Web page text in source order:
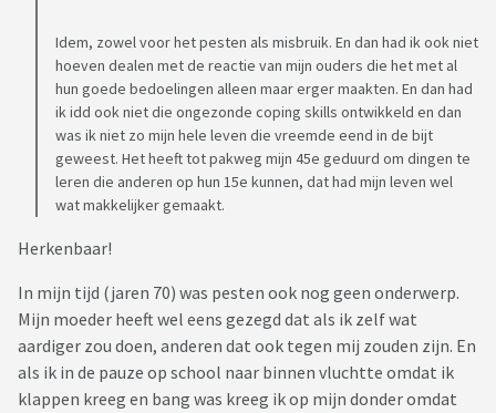
Idem, zowel voor het pesten als misbruik. En dan had ik ook niet
hoeven dealen met de reactie van mijn ouders die het met al
hun goede bedoelingen alleen maar erger maakten. En dan had
ik idd ook niet die ongezonde coping skills ontwikkeld en dan
was ik niet zo mijn hele leven die vreemde eend in de bijt
geweest. Het heeft tot pakweg mijn 45e geduurd om dingen te
leren die anderen op hun 15e kunnen, dat had mijn leven wel
wat makkelijker gemaakt.
Herkenbaar!
In mijn tijd (jaren 70) was pesten ook nog geen onderwerp.
Mijn moeder heeft wel eens gezegd dat als ik zelf wat
aardiger zou doen, anderen dat ook tegen mij zouden zijn. En
als ik in de pauze op school naar binnen vluchtte omdat ik
klappen kreeg en bang was kreeg ik op mijn donder omdat